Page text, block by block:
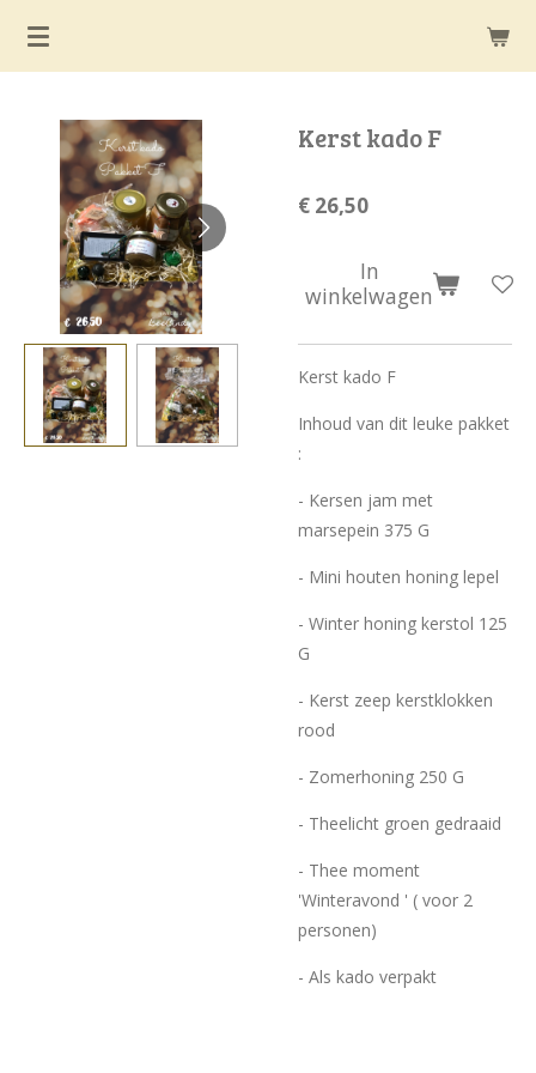
Ga
hoofdinhoud
Kerst kado F
€ 26,50
In
winkelwagen
Kerst kado F
Inhoud van dit leuke pakket
:
- Kersen jam met
marsepein 375 G
- Mini houten honing lepel
- Winter honing kerstol 125
G
- Kerst zeep kerstklokken
rood
- Zomerhoning 250 G
- Theelicht groen gedraaid
- Thee moment
'Winteravond ' ( voor 2
personen)
- Als kado verpakt